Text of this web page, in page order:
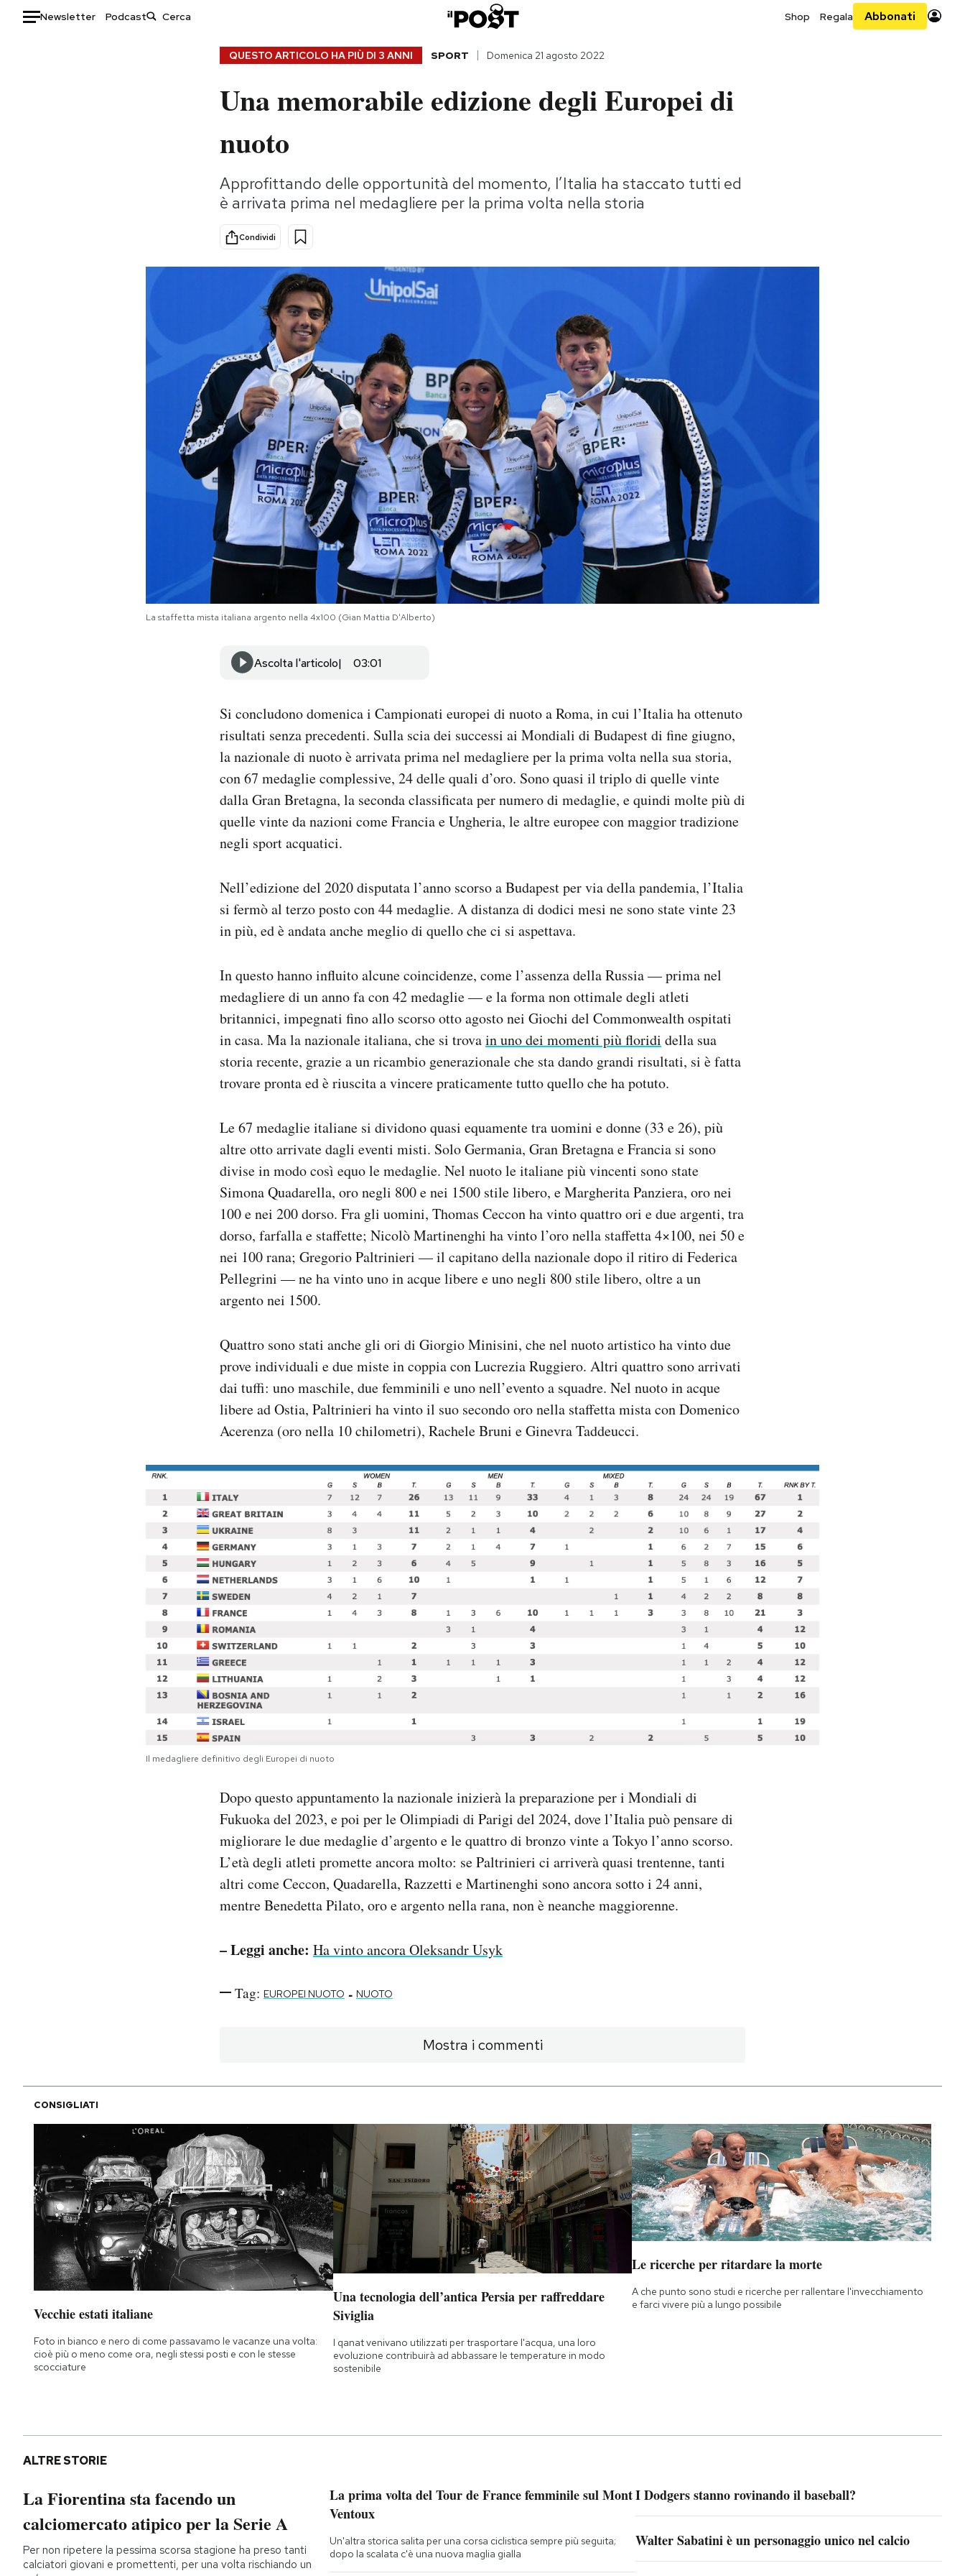
Newsletter Podcast Shop Regala Abbonati
Storie/Idee
Ok Boomer!
Altrecose
Mondiali calcio 2026
QUESTO ARTICOLO HA PIÙ DI 3 ANNI SPORT Domenica 21 agosto 2022
Una memorabile edizione degli Europei di
nuoto
Approfittando delle opportunità del momento, l’Italia ha staccato tutti ed
è arrivata prima nel medagliere per la prima volta nella storia
Condividi
La staffetta mista italiana argento nella 4x100 (Gian Mattia D'Alberto)
Ascolta l'articolo 03:01
Si concludono domenica i Campionati europei di nuoto a Roma, in cui l’Italia ha ottenuto
risultati senza precedenti. Sulla scia dei successi ai Mondiali di Budapest di fine giugno,
la nazionale di nuoto è arrivata prima nel medagliere per la prima volta nella sua storia,
con 67 medaglie complessive, 24 delle quali d’oro. Sono quasi il triplo di quelle vinte
dalla Gran Bretagna, la seconda classificata per numero di medaglie, e quindi molte più di
quelle vinte da nazioni come Francia e Ungheria, le altre europee con maggior tradizione
negli sport acquatici.
Nell’edizione del 2020 disputata l’anno scorso a Budapest per via della pandemia, l’Italia
si fermò al terzo posto con 44 medaglie. A distanza di dodici mesi ne sono state vinte 23
in più, ed è andata anche meglio di quello che ci si aspettava.
In questo hanno influito alcune coincidenze, come l’assenza della Russia — prima nel
medagliere di un anno fa con 42 medaglie — e la forma non ottimale degli atleti
britannici, impegnati fino allo scorso otto agosto nei Giochi del Commonwealth ospitati
in casa. Ma la nazionale italiana, che si trovain uno dei momenti più floridi della sua
storia recente, grazie a un ricambio generazionale che sta dando grandi risultati, si è fatta
trovare pronta ed è riuscita a vincere praticamente tutto quello che ha potuto.
Le 67 medaglie italiane si dividono quasi equamente tra uomini e donne (33 e 26), più
altre otto arrivate dagli eventi misti. Solo Germania, Gran Bretagna e Francia si sono
divise in modo così equo le medaglie. Nel nuoto le italiane più vincenti sono state
Simona Quadarella, oro negli 800 e nei 1500 stile libero, e Margherita Panziera, oro nei
100 e nei 200 dorso. Fra gli uomini, Thomas Ceccon ha vinto quattro ori e due argenti, tra
dorso, farfalla e staffette; Nicolò Martinenghi ha vinto l’oro nella staffetta 4×100, nei 50 e
nei 100 rana; Gregorio Paltrinieri — il capitano della nazionale dopo il ritiro di Federica
Pellegrini — ne ha vinto uno in acque libere e uno negli 800 stile libero, oltre a un
argento nei 1500.
Quattro sono stati anche gli ori di Giorgio Minisini, che nel nuoto artistico ha vinto due
prove individuali e due miste in coppia con Lucrezia Ruggiero. Altri quattro sono arrivati
dai tuffi: uno maschile, due femminili e uno nell’evento a squadre. Nel nuoto in acque
libere ad Ostia, Paltrinieri ha vinto il suo secondo oro nella staffetta mista con Domenico
Acerenza (oro nella 10 chilometri), Rachele Bruni e Ginevra Taddeucci.
Il medagliere definitivo degli Europei di nuoto
Dopo questo appuntamento la nazionale inizierà la preparazione per i Mondiali di
Fukuoka del 2023, e poi per le Olimpiadi di Parigi del 2024, dove l’Italia può pensare di
migliorare le due medaglie d’argento e le quattro di bronzo vinte a Tokyo l’anno scorso.
L’età degli atleti promette ancora molto: se Paltrinieri ci arriverà quasi trentenne, tanti
altri come Ceccon, Quadarella, Razzetti e Martinenghi sono ancora sotto i 24 anni,
mentre Benedetta Pilato, oro e argento nella rana, non è neanche maggiorenne.
– Leggi anche: Ha vinto ancora Oleksandr Usyk
Tag: EUROPEI NUOTO - NUOTO
Mostra i commenti
CONSIGLIATI
Vecchie estati italiane
Foto in bianco e nero di come passavamo le vacanze una volta:
cioè più o meno come ora, negli stessi posti e con le stesse
scocciature
Una tecnologia dell’antica Persia per raffreddare
Siviglia
I qanat venivano utilizzati per trasportare l'acqua, una loro
evoluzione contribuirà ad abbassare le temperature in modo
sostenibile
Le ricerche per ritardare la morte
A che punto sono studi e ricerche per rallentare l'invecchiamento
e farci vivere più a lungo possibile
ALTRE STORIE
La Fiorentina sta facendo un
calciomercato atipico per la Serie A
Per non ripetere la pessima scorsa stagione ha preso tanti
calciatori giovani e promettenti, per una volta rischiando un
La prima volta del Tour de France femminile sul Mont
Ventoux
Un'altra storica salita per una corsa ciclistica sempre più seguita;
dopo la scalata c'è una nuova maglia gialla
I Dodgers stanno rovinando il baseball?
Walter Sabatini è un personaggio unico nel calcio